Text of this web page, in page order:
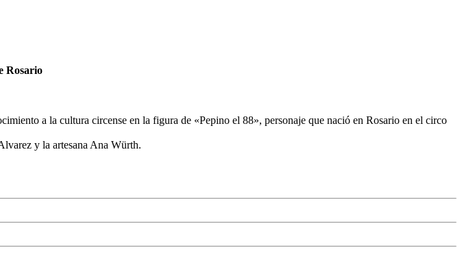
Rosario
a la cultura circense en la figura de «Pepino el 88», personaje que nació en Rosario en el circo
y la artesana Ana Würth.